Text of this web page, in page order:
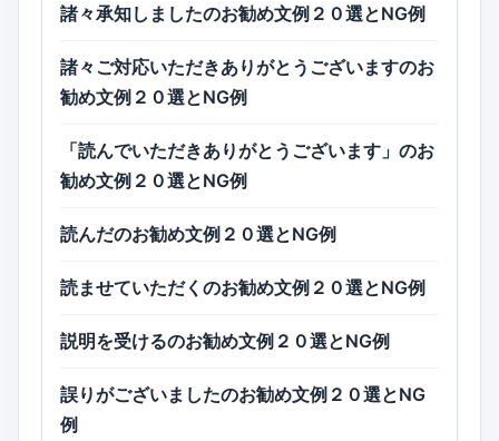
諸々承知しましたのお勧め文例２０選とNG例
諸々ご対応いただきありがとうございますのお
勧め文例２０選とNG例
「読んでいただきありがとうございます」のお
勧め文例２０選とNG例
読んだのお勧め文例２０選とNG例
読ませていただくのお勧め文例２０選とNG例
説明を受けるのお勧め文例２０選とNG例
誤りがございましたのお勧め文例２０選とNG
例